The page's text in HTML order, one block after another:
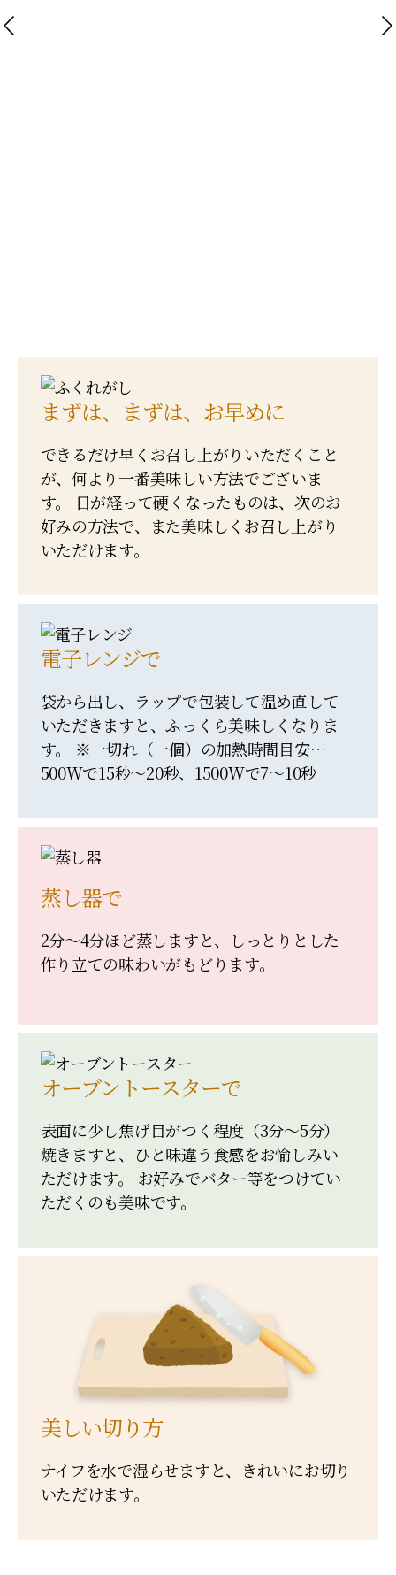
まずは、まずは、お早めに
できるだけ早くお召し上がりいただくこと
が、何より一番美味しい方法でございま
す。 日が経って硬くなったものは、次のお
好みの方法で、また美味しくお召し上がり
いただけます。
電子レンジで
袋から出し、ラップで包装して温め直して
いただきますと、ふっくら美味しくなりま
す。 ※一切れ（一個）の加熱時間目安…
500Wで15秒～20秒、1500Wで7～10秒
蒸し器で
2分～4分ほど蒸しますと、しっとりとした
作り立ての味わいがもどります。
オーブントースターで
表面に少し焦げ目がつく程度（3分～5分）
焼きますと、ひと味違う食感をお愉しみい
ただけます。 お好みでバター等をつけてい
ただくのも美味です。
美しい切り方
ナイフを水で湿らせますと、きれいにお切り
いただけます。